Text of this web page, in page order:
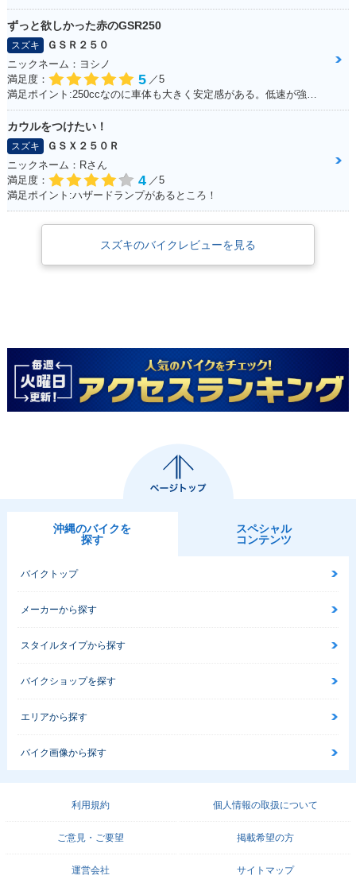
ずっと欲しかった赤のGSR250
スズキ
ＧＳＲ２５０
ニックネーム：ヨシノ
満足度：
5 ／5
カウルをつけたい！
スズキ
ＧＳＸ２５０Ｒ
ニックネーム：Rさん
満足度：
4 ／5
満足ポイント:ハザードランプがあるところ！
スズキのバイクレビューを見る
沖縄のバイクを
探す
スペシャル
コンテンツ
バイクトップ
メーカーから探す
スタイルタイプから探す
バイクショップを探す
エリアから探す
バイク画像から探す
利用規約 個人情報の取扱について
ご意見・ご要望 掲載希望の方
運営会社 サイトマップ